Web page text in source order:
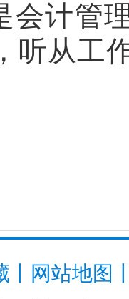
会计管
听从工
网站地图